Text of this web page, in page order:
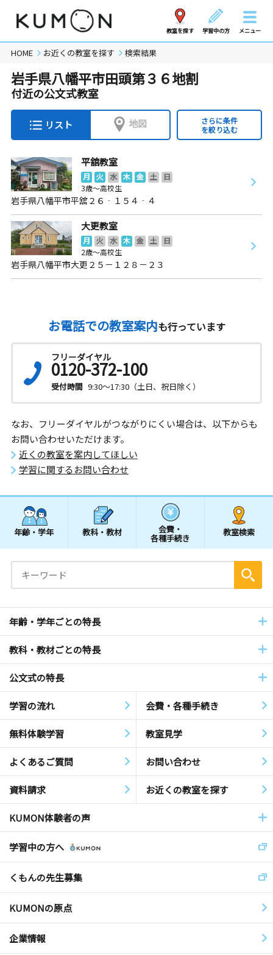
教室を探す 学習中の方 メニュー
HOME お近くの教室を探す 検索結果
岩手県八幡平市田頭第３６地割
付近の公文式教室
リスト 地図
さらに条件
を絞り込む
平舘教室
月 火 水 木 金 土
日
3歳～高校生
岩手県八幡平市平舘２６‐１５４‐４
大更教室
月 火 水 木 金 土
日
2歳～高校生
岩手県八幡平市大更２５－１２８－２３
お電話での教室案内も行っています
フリーダイヤル
0120-372-100
受付時間 9:30～17:30（土日、祝日除く）
なお、フリーダイヤルがつながりにくい場合は、以下からも
お問い合わせいただけます。
近くの教室を案内してほしい
学習に関するお問い合わせ
年齢・学年 教科・教材 会費・
各種手続き
教室検索
年齢・学年ごとの特長
教科・教材ごとの特長
公文式の特長
学習の流れ 会費・各種手続き
無料体験学習 教室見学
よくあるご質問 お問い合わせ
資料請求 お近くの教室を探す
KUMON体験者の声
学習中の方へ
くもんの先生募集
KUMONの原点
企業情報